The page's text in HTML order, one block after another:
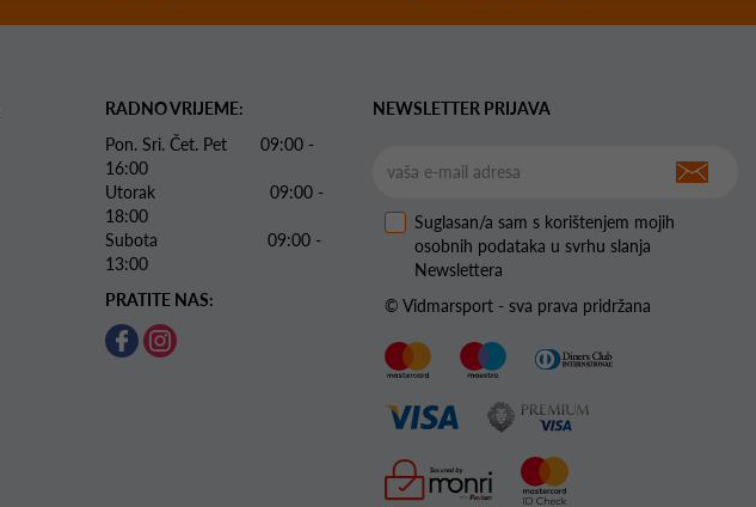
RADNO VRIJEME:
Pon. Sri. Čet. Pet 09:00 -
16:00
Utorak 09:00 -
18:00
Subota 09:00 -
13:00
PRATITE NAS:
NEWSLETTER PRIJAVA
Suglasan/a sam s korištenjem mojih
osobnih podataka u svrhu slanja
Newslettera
© Vidmarsport - sva prava pridržana